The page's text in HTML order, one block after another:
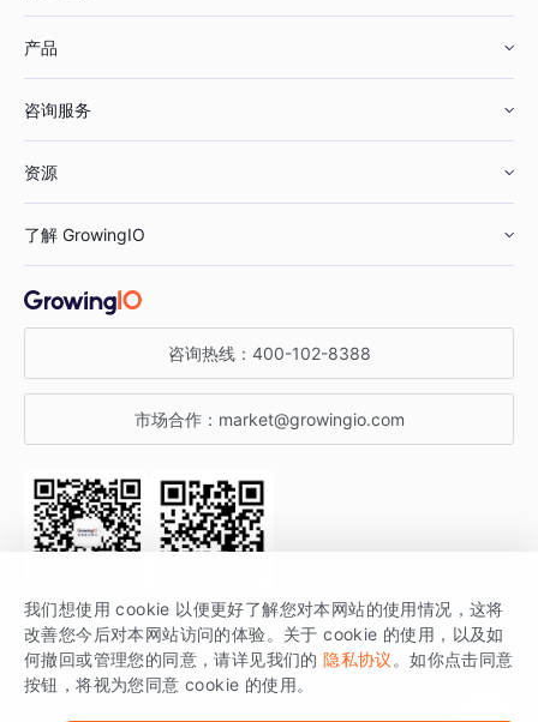
鞋服行业
汽车行业
金融行业
产品
智能运营
获客分析
咨询服务
资源
增长公开课
增长博客
开发者文档
SDK 文档
场景指南
了解 GrowingIO
关于 GrowingIO
增长大会
行业活动
咨询热线： 400-102-8388
市场合作： market@growingio.com
关注公众号 获取更多干货
GrowingIO 是专注于数据智能分析与增长的品牌，核心平台为 GrowingIO
分析云。
我们想使用 cookie 以便更好了解您对本网站的使用情况，这将
改善您今后对本网站访问的体验。关于 cookie 的使用，以及如
何撤回或管理您的同意，请详见我们的 隐私协议 。如你点击同意
按钮，将视为您同意 cookie 的使用。